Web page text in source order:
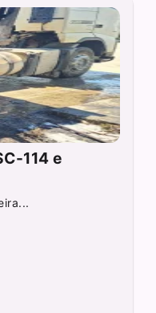
114 e